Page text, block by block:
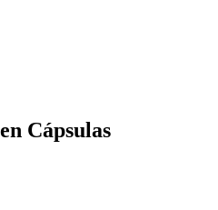
Cápsulas